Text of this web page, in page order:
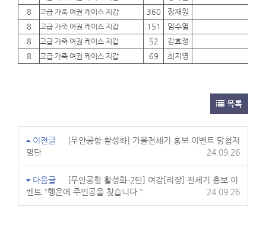
8
고급 가죽 여권 케이스 지갑 360 장재원
8
고급 가죽 여권 케이스 지갑 151 임수열
8
고급 가죽 여권 케이스 지갑 52 강효정
8
고급 가죽 여권 케이스 지갑 69 최지영
목록
이전글
[무안공항 활성화] 가을전세기 홍보 이벤트 당첨자
명단
24.09.26
다음글
[무안공항 활성화-2탄] 여강[리장] 전세기 홍보 이
벤트 "행운에 주인공을 찾습니다."
24.09.26